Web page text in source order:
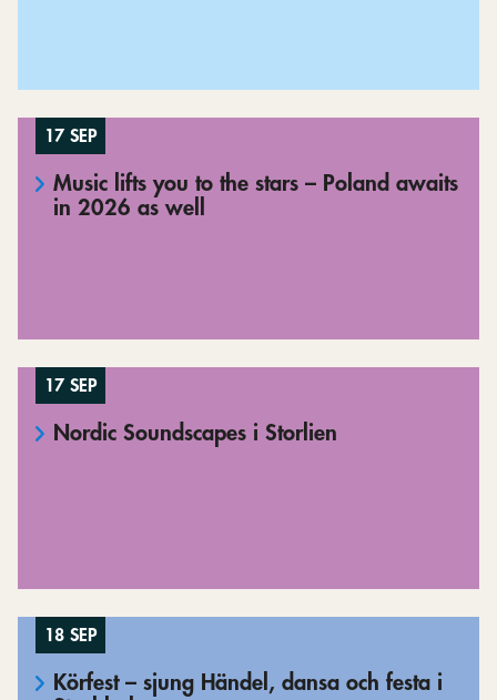
17 SEP
Music lifts you to the stars – Poland awaits
in 2026 as well
17 SEP
Nordic Soundscapes i Storlien
18 SEP
Körfest – sjung Händel, dansa och festa i